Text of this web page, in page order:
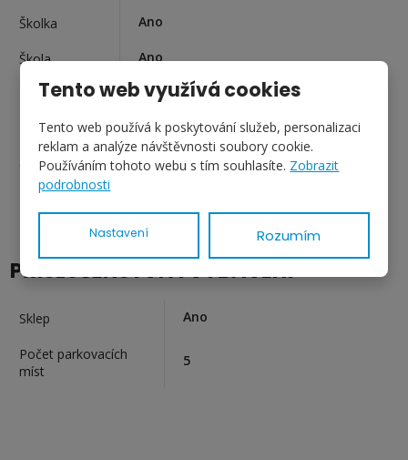
Školka Ano
Škola Ano
Lékař Ano
Pošta Ano
Obchody Ano
PŘÍSLUŠENSTVÍ A VYBAVENÍ
Sklep Ano
Počet parkovacích
míst
5
Tento web využívá cookies
Tento web používá k poskytování služeb, personalizaci
reklam a analýze návštěvnosti soubory cookie.
Používáním tohoto webu s tím souhlasíte. Zobrazit
podrobnosti
Nastavení Rozumím